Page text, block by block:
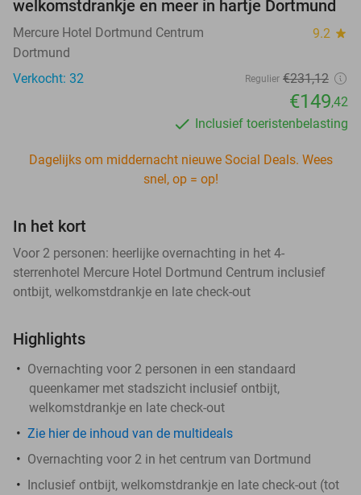
welkomstdrankje en meer in hartje Dortmund
Mercure Hotel Dortmund Centrum 9.2 star
Dortmund
Verkocht: 32
Regulier €231,12
€149,42
Inclusief toeristenbelasting
Dagelijks om middernacht nieuwe Social Deals. Wees
snel, op = op!
In het kort
Voor 2 personen: heerlijke overnachting in het 4-
sterrenhotel Mercure Hotel Dortmund Centrum inclusief
ontbijt, welkomstdrankje en late check-out
Highlights
Overnachting voor 2 personen in een standaard
queenkamer met stadszicht inclusief ontbijt,
welkomstdrankje en late check-out
Zie hier de inhoud van de multideals
Overnachting voor 2 in het centrum van Dortmund
Inclusief ontbijt, welkomstdrankje en late check-out (tot